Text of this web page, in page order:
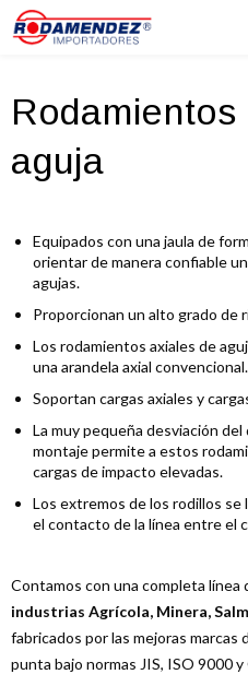
aguja
Equipados con una jaula de
orientar de manera confiable
agujas.
Proporcionan un alto grado de
Los rodamientos axiales de
una arandela axial convencional.
Soportan cargas axiales y
La muy pequeña desviación
montaje permite a estos
cargas de impacto elevadas.
Los extremos de los rodillos
el contacto de la línea entre el
Contamos con una completa línea
industrias Agrícola, Minera,
fabricados por las mejoras
punta bajo normas JIS, ISO 9000 y